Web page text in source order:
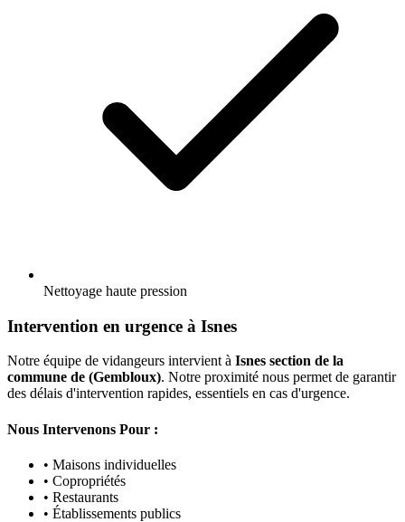
Nettoyage haute pression
Intervention en urgence à Isnes
Notre équipe de vidangeurs intervient à Isnes section de la
commune de (Gembloux). Notre proximité nous permet de garantir
des délais d'intervention rapides, essentiels en cas d'urgence.
Nous Intervenons Pour :
• Maisons individuelles
• Copropriétés
• Restaurants
• Établissements publics